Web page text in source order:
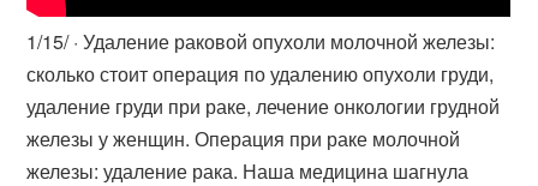
1/15/ · Удаление раковой опухоли молочной железы:
сколько стоит операция по удалению опухоли груди,
удаление груди при раке, лечение онкологии грудной
железы у женщин. Операция при раке молочной
железы: удаление рака. Наша медицина шагнула